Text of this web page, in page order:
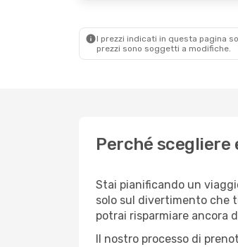
I prezzi indicati in questa pagina
prezzi sono soggetti a modifiche.
Perché scegliere
Stai pianificando un
solo sul divertimento che
potrai risparmiare ancora
Il nostro processo di